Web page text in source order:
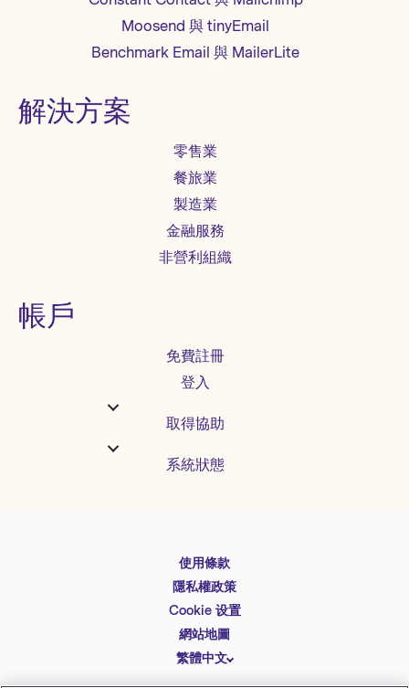
Moosend 與 tinyEmail
Benchmark Email 與 MailerLite
解決方案
零售業
餐旅業
製造業
金融服務
非營利組織
帳戶
免費註冊
登入
取得協助
系統狀態
使用條款
隱私權政策
Cookie 设置
網站地圖
繁體中文
English
Español
Deutsch
简体中文